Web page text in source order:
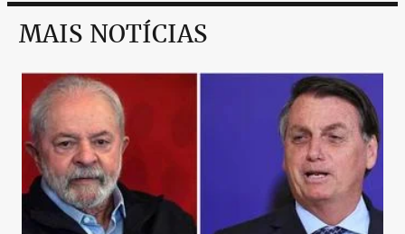
MAIS NOTÍCIAS